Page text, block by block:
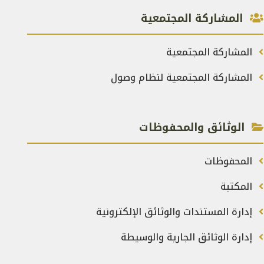
المشاركة المجتمعية
المشاركة المجتمعية
المشاركة المجتمعية لنظام وصول
الوثائق والمحفوظات
المحفوظات
المكتبة
إدارة المستندات والوثائق الإلكترونية
إدارة الوثائق الجارية والوسيطة